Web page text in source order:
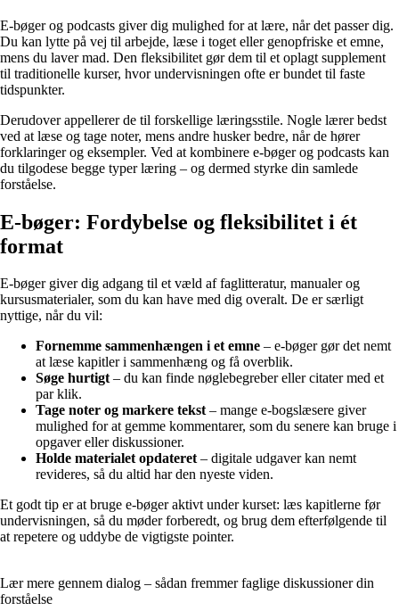
E-bøger og podcasts giver dig mulighed for at lære, når det passer dig.
Du kan lytte på vej til arbejde, læse i toget eller genopfriske et emne,
mens du laver mad. Den fleksibilitet gør dem til et oplagt supplement
til traditionelle kurser, hvor undervisningen ofte er bundet til faste
tidspunkter.
Derudover appellerer de til forskellige læringsstile. Nogle lærer bedst
ved at læse og tage noter, mens andre husker bedre, når de hører
forklaringer og eksempler. Ved at kombinere e-bøger og podcasts kan
du tilgodese begge typer læring – og dermed styrke din samlede
forståelse.
E-bøger: Fordybelse og fleksibilitet i ét
format
E-bøger giver dig adgang til et væld af faglitteratur, manualer og
kursusmaterialer, som du kan have med dig overalt. De er særligt
nyttige, når du vil:
Fornemme sammenhængen i et emne – e-bøger gør det nemt
at læse kapitler i sammenhæng og få overblik.
Søge hurtigt– du kan finde nøglebegreber eller citater med et
par klik.
Tage noter og markere tekst– mange e-bogslæsere giver
mulighed for at gemme kommentarer, som du senere kan bruge i
opgaver eller diskussioner.
Holde materialet opdateret– digitale udgaver kan nemt
revideres, så du altid har den nyeste viden.
Et godt tip er at bruge e-bøger aktivt under kurset: læs kapitlerne før
undervisningen, så du møder forberedt, og brug dem efterfølgende til
at repetere og uddybe de vigtigste pointer.
Lær mere gennem dialog – sådan fremmer faglige diskussioner din
forståelse